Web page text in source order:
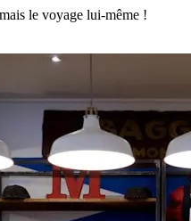
le voyage lui-même !